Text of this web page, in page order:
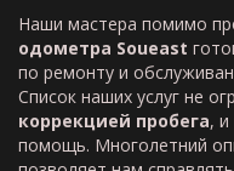
Наши мастера помимо
одометра Soueast
по ремонту и
Список наших услуг не
коррекцией пробега,
помощь. Многолетний